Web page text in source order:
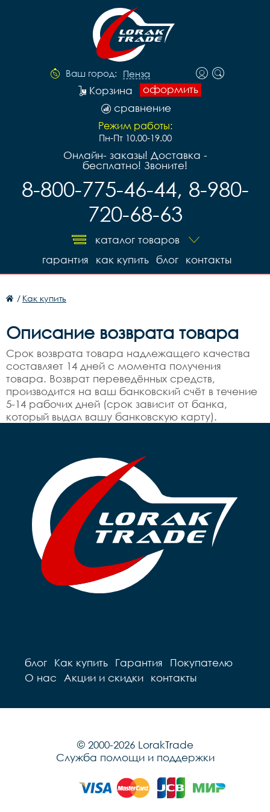
Ваш город: Пенза
оформить
Корзина
сравнение
Режим работы:
Пн-Пт 10.00-19.00
Онлайн- заказы! Доставка -
бесплатно! Звоните!
8-800-775-46-44, 8-980-
720-68-63
каталог товаров
контакты
блог
как купить
гарантия
/ Как купить
Описание возврата товара
Срок возврата товара надлежащего качества
составляет 14 дней с момента получения
товара. Возврат переведённых средств,
производится на ваш банковский счёт в течение
5-14 рабочих дней (срок зависит от банка,
который выдал вашу банковскую карту).
блог Как купить Гарантия
Покупателю
О нас
Акции и скидки контакты
© 2000-2026 LorakTrade
Служба помощи и поддержки